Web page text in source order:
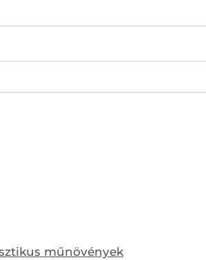
műnövények